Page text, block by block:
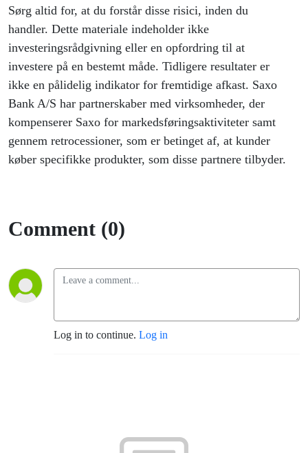
Sørg altid for, at du forstår disse risici, inden du
handler. Dette materiale indeholder ikke
investeringsrådgivning eller en opfordring til at
investere på en bestemt måde. Tidligere resultater er
ikke en pålidelig indikator for fremtidige afkast. Saxo
Bank A/S har partnerskaber med virksomheder, der
kompenserer Saxo for markedsføringsaktiviteter samt
gennem retrocessioner, som er betinget af, at kunder
køber specifikke produkter, som disse partnere tilbyder.
Comment (0)
Log in to continue. Log in